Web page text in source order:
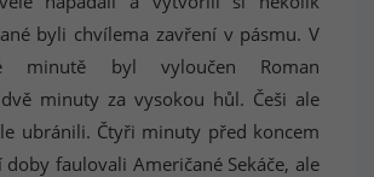
byli chvílema zavření v pásmu. V
minutě byl vyloučen Roman
minuty za vysokou hůl. Češi ale
ubránili. Čtyři minuty před koncem
faulovali Američané Sekáče, ale